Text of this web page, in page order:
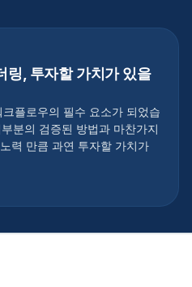
링, 투자할 가치가 있을
플로우의 필수 요소가 되었습
분의 검증된 방법과 마찬가지
력 만큼 과연 투자할 가치가